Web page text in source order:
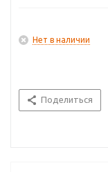
Нет в наличии
Поделиться